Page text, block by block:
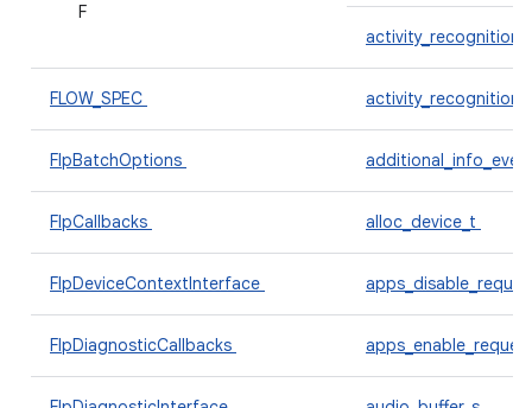
F
FLOW_SPEC
FlpBatchOptions
FlpCallbacks alloc_device_t
FlpDeviceContextInterface
FlpDiagnosticCallbacks